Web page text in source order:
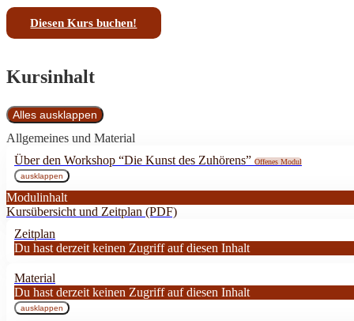
Diesen Kurs buchen!
Kursinhalt
Alles ausklappen
Module
Allgemeines und Material
Über den Workshop “Die Kunst des Zuhörens” Offenes Modul
ausklappen
Über
den
Workshop
“Die
Kunst
Zuhörens”
Modulinhalt
Kursübersicht und Zeitplan (PDF)
Zeitplan
Du hast derzeit keinen Zugriff auf diesen Inhalt
Material
Du hast derzeit keinen Zugriff auf diesen Inhalt
ausklappen
Material